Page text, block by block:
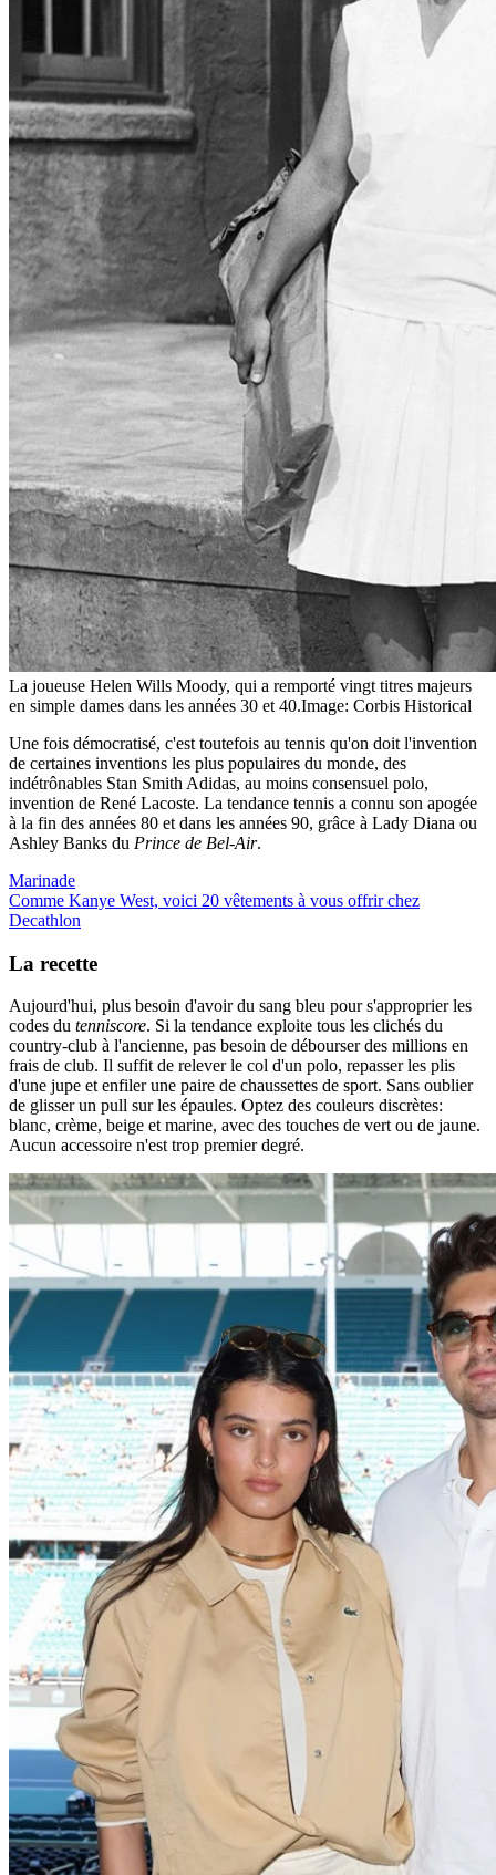
La joueuse Helen Wills Moody, qui a remporté vingt titres majeurs
en simple dames dans les années 30 et 40.Image: Corbis Historical
Une fois démocratisé, c'est toutefois au tennis qu'on doit l'invention
de certaines inventions les plus populaires du monde, des
indétrônables Stan Smith Adidas, au moins consensuel polo,
invention de René Lacoste. La tendance tennis a connu son apogée
à la fin des années 80 et dans les années 90, grâce à Lady Diana ou
Ashley Banks du Prince de Bel-Air.
Marinade
Comme Kanye West, voici 20 vêtements à vous offrir chez
Decathlon
La recette
Aujourd'hui, plus besoin d'avoir du sang bleu pour s'approprier les
codes du tenniscore. Si la tendance exploite tous les clichés du
country-club à l'ancienne, pas besoin de débourser des millions en
frais de club. Il suffit de relever le col d'un polo, repasser les plis
d'une jupe et enfiler une paire de chaussettes de sport. Sans oublier
de glisser un pull sur les épaules. Optez des couleurs discrètes:
blanc, crème, beige et marine, avec des touches de vert ou de jaune.
Aucun accessoire n'est trop premier degré.